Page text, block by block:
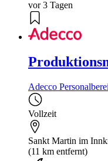
vor 3 Tagen
Adecco
Vollzeit
Sankt Martin im
(11 km entfernt)